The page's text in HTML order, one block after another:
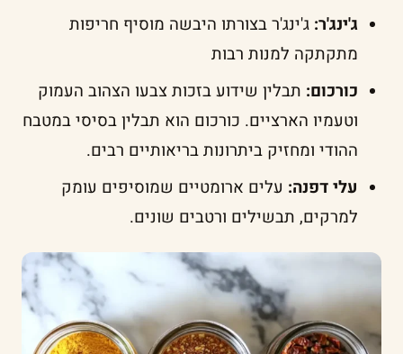
ג'ינג'ר: ג'ינג'ר בצורתו היבשה מוסיף חריפות
מתקתקה למנות רבות
כורכום: תבלין שידוע בזכות צבעו הצהוב העמוק
וטעמיו הארציים. כורכום הוא תבלין בסיסי במטבח
ההודי ומחזיק ביתרונות בריאותיים רבים.
עלי דפנה: עלים ארומטיים שמוסיפים עומק
למרקים, תבשילים ורטבים שונים.